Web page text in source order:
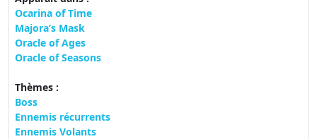
Ocarina of Time
Majora’s Mask
Oracle of Ages
Oracle of Seasons
Thèmes :
Boss
Ennemis récurrents
Ennemis Volants